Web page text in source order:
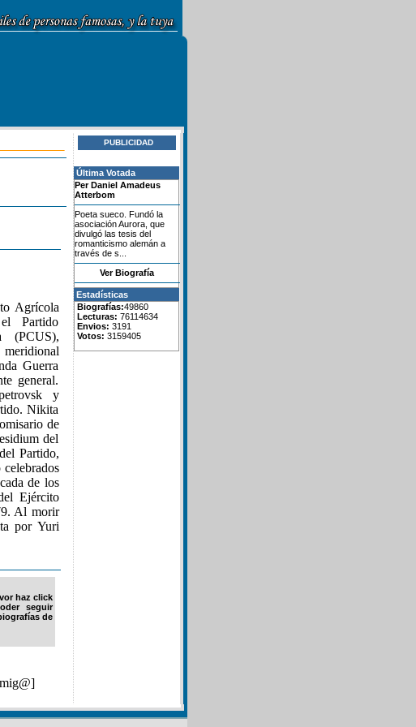
Agrícola
Partido
(PCUS),
Guerra
general.
y
Nikita
de
del
Partido,
de los
Ejército
Al morir
por Yuri
haz click
seguir
de
]
PUBLICIDAD
Última Votada
Per Daniel Amadeus
Atterbom
Poeta sueco. Fundó la
asociación Aurora, que
divulgó las tesis del
romanticismo alemán a
través de s...
Ver Biografía
Estadísticas
Biografías:49860
Lecturas: 76114634
Envios: 3191
Votos: 3159405